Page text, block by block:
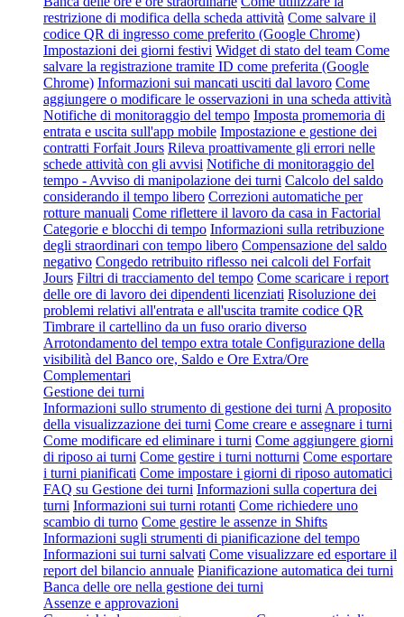
restrizione di modifica della scheda attività Come salvare il
codice QR di ingresso come preferito (Google Chrome)
Impostazioni dei giorni festivi Widget di stato del team Come
salvare la registrazione tramite ID come preferita (Google
Chrome) Informazioni sui mancati usciti dal lavoro Come
aggiungere o modificare le osservazioni in una scheda attività
Notifiche di monitoraggio del tempo Imposta promemoria di
entrata e uscita sull'app mobile Impostazione e gestione dei
contratti Forfait Jours Rileva proattivamente gli errori nelle
schede attività con gli avvisi Notifiche di monitoraggio del
tempo - Avviso di manipolazione dei turni Calcolo del saldo
considerando il tempo libero Correzioni automatiche per
rotture manuali Come riflettere il lavoro da casa in Factorial
Categorie e blocchi di tempo Informazioni sulla retribuzione
degli straordinari con tempo libero Compensazione del saldo
negativo Congedo retribuito riflesso nei calcoli del Forfait
Jours Filtri di tracciamento del tempo Come scaricare i report
delle ore di lavoro dei dipendenti licenziati Risoluzione dei
problemi relativi all'entrata e all'uscita tramite codice QR
Timbrare il cartellino da un fuso orario diverso
Arrotondamento del tempo extra totale Configurazione della
visibilità del Banco ore, Saldo e Ore Extra/Ore
Complementari
Gestione dei turni
Informazioni sullo strumento di gestione dei turni A proposito
della visualizzazione dei turni Come creare e assegnare i turni
Come modificare ed eliminare i turni Come aggiungere giorni
di riposo ai turni Come gestire i turni notturni Come esportare
i turni pianificati Come impostare i giorni di riposo automatici
FAQ su Gestione dei turni Informazioni sulla copertura dei
turni Informazioni sui turni rotanti Come richiedere uno
scambio di turno Come gestire le assenze in Shifts
Informazioni sugli strumenti di pianificazione del tempo
Informazioni sui turni salvati Come visualizzare ed esportare il
report del bilancio annuale Pianificazione automatica dei turni
Banca delle ore nella gestione dei turni
Assenze e approvazioni